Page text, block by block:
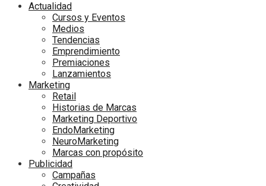
Actualidad
Cursos y Eventos
Medios
Tendencias
Emprendimiento
Premiaciones
Lanzamientos
Marketing
Retail
Historias de Marcas
Marketing Deportivo
EndoMarketing
NeuroMarketing
Marcas con propósito
Publicidad
Campañas